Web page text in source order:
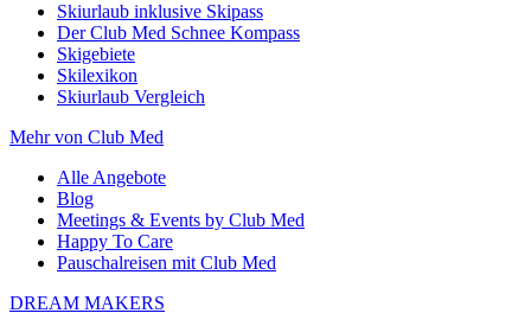
Skiurlaub inklusive Skipass
Der Club Med Schnee Kompass
Skigebiete
Skilexikon
Skiurlaub Vergleich
Mehr von Club Med
Alle Angebote
Blog
Meetings & Events by Club Med
Happy To Care
Pauschalreisen mit Club Med
DREAM MAKERS